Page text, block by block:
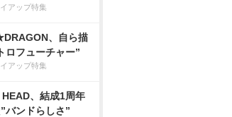
アップ特集
、自ら描
ロフューチャー”
アップ特集
、結成1周年
バンドらしさ”